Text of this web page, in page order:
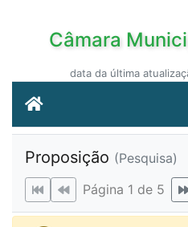
Câmara
data da última
Proposição (Pesquisa)
Página 1 de 5